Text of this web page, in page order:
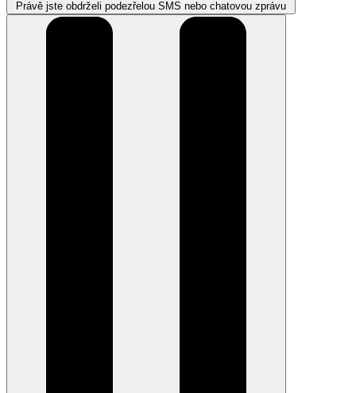
Právě jste obdrželi podezřelou SMS nebo chatovou zprávu